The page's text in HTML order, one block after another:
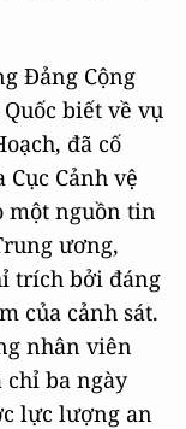
Đảng Cộng
biết về vụ
đã cố
Cảnh vệ
một nguồn tin
ương,
trích bởi đáng
của cảnh sát.
nhân viên
chỉ ba ngày
lực lượng an